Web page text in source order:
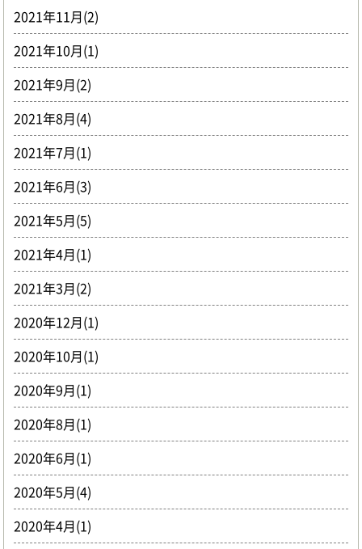
2021年11月(2)
2021年10月(1)
2021年9月(2)
2021年8月(4)
2021年7月(1)
2021年6月(3)
2021年5月(5)
2021年4月(1)
2021年3月(2)
2020年12月(1)
2020年10月(1)
2020年9月(1)
2020年8月(1)
2020年6月(1)
2020年5月(4)
2020年4月(1)